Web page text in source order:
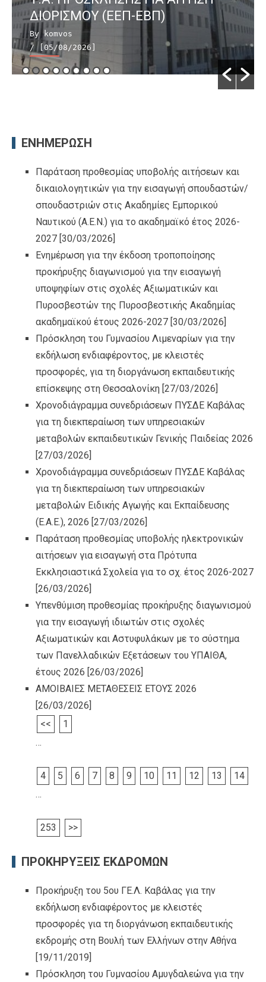
ΔΙΟΡΙΣΜΟΥ (ΕΕΠ-ΕΒΠ)
By komvos
/ [05/08/2026]
ΕΝΗΜΕΡΩΣΗ
Παράταση προθεσμίας υποβολής αιτήσεων και
δικαιολογητικών για την εισαγωγή σπουδαστών/
σπουδαστριών στις Ακαδημίες Εμπορικού
Ναυτικού (Α.Ε.Ν.) για το ακαδημαϊκό έτος 2026-
2027 [30/03/2026]
Ενημέρωση για την έκδοση τροποποίησης
προκήρυξης διαγωνισμού για την εισαγωγή
υποψηφίων στις σχολές Αξιωματικών και
Πυροσβεστών της Πυροσβεστικής Ακαδημίας
ακαδημαϊκού έτους 2026-2027 [30/03/2026]
Πρόσκληση του Γυμνασίου Λιμεναρίων για την
εκδήλωση ενδιαφέροντος, με κλειστές
προσφορές, για τη διοργάνωση εκπαιδευτικής
επίσκεψης στη Θεσσαλονίκη [27/03/2026]
Χρονοδιάγραμμα συνεδριάσεων ΠΥΣΔΕ Καβάλας
για τη διεκπεραίωση των υπηρεσιακών
μεταβολών εκπαιδευτικών Γενικής Παιδείας 2026
[27/03/2026]
Χρονοδιάγραμμα συνεδριάσεων ΠΥΣΔΕ Καβάλας
για τη διεκπεραίωση των υπηρεσιακών
μεταβολών Ειδικής Αγωγής και Εκπαίδευσης
(Ε.Α.Ε.), 2026 [27/03/2026]
Παράταση προθεσμίας υποβολής ηλεκτρονικών
αιτήσεων για εισαγωγή στα Πρότυπα
Εκκλησιαστικά Σχολεία για το σχ. έτος 2026-2027
[26/03/2026]
Υπενθύμιση προθεσμίας προκήρυξης διαγωνισμού
για την εισαγωγή ιδιωτών στις σχολές
Αξιωματικών και Αστυφυλάκων με το σύστημα
των Πανελλαδικών Εξετάσεων του ΥΠΑΙΘΑ,
έτους 2026 [26/03/2026]
ΑΜΟΙΒΑΙΕΣ ΜΕΤΑΘΕΣΕΙΣ ΕΤΟΥΣ 2026
[26/03/2026]
<<
1
…
4 5 6 7 8 9 10 11 12 13
14
…
253 >>
ΠΡΟΚΗΡΥΞΕΙΣ ΕΚΔΡΟΜΩΝ
Προκήρυξη του 5ου ΓΕ.Λ. Καβάλας για την
εκδήλωση ενδιαφέροντος με κλειστές
προσφορές για τη διοργάνωση εκπαιδευτικής
εκδρομής στη Βουλή των Ελλήνων στην Αθήνα
[19/11/2019]
Πρόσκληση του Γυμνασίου Αμυγδαλεώνα για την